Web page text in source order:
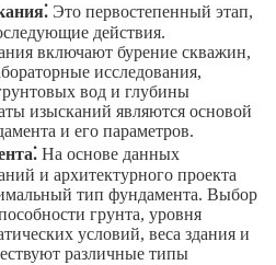
Это первостепенный этап,
действия.
включают бурение скважин,
исследования,
вод и глубины
изысканий являются основой
и его параметров.
На основе данных
и архитектурного проекта
тип фундамента. Выбор
грунта, уровня
условий, веса здания и
различные типы